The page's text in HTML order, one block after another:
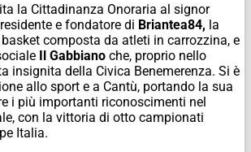
la Cittadinanza Onoraria al signor
e fondatore di Briantea84, la
composta da atleti in carrozzina, e
Il Gabbiano che, proprio nello
insignita della Civica Benemerenza. Si è
allo sport e a Cantù, portando la sua
i più importanti riconoscimenti nel
con la vittoria di otto campionati
Italia.